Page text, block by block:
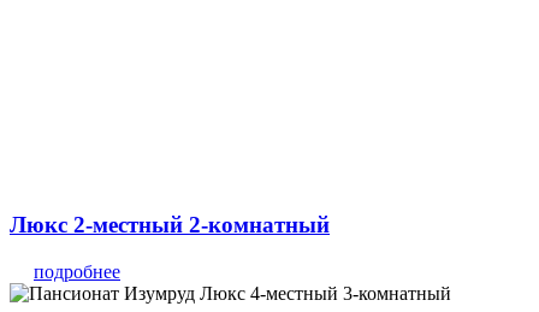
Люкс 2-местный 2-комнатный
подробнее